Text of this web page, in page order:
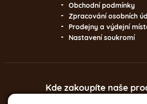
Obchodní podmínky
Zpracování osobních
Prodejny a výdejní
Nastavení soukromí
Kde zakoupíte naše